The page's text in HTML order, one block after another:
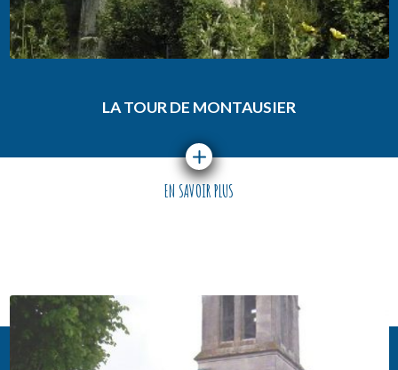
LA TOUR DE MONTAUSIER
EN SAVOIR PLUS